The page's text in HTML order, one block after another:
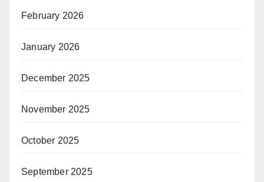
February 2026
January 2026
December 2025
November 2025
October 2025
September 2025